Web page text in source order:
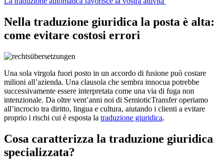
Nella traduzione giuridica la posta è alta:
come evitare costosi errori
Una sola virgola fuori posto in un accordo di fusione può costare
milioni all’azienda. Una clausola che sembra innocua potrebbe
successivamente essere interpretata come una via di fuga non
intenzionale. Da oltre vent’anni noi di SemioticTransfer operiamo
all’incrocio tra diritto, lingua e cultura, aiutando i clienti a evitare
proprio i rischi cui è esposta la traduzione giuridica.
Cosa caratterizza la traduzione giuridica
specializzata?